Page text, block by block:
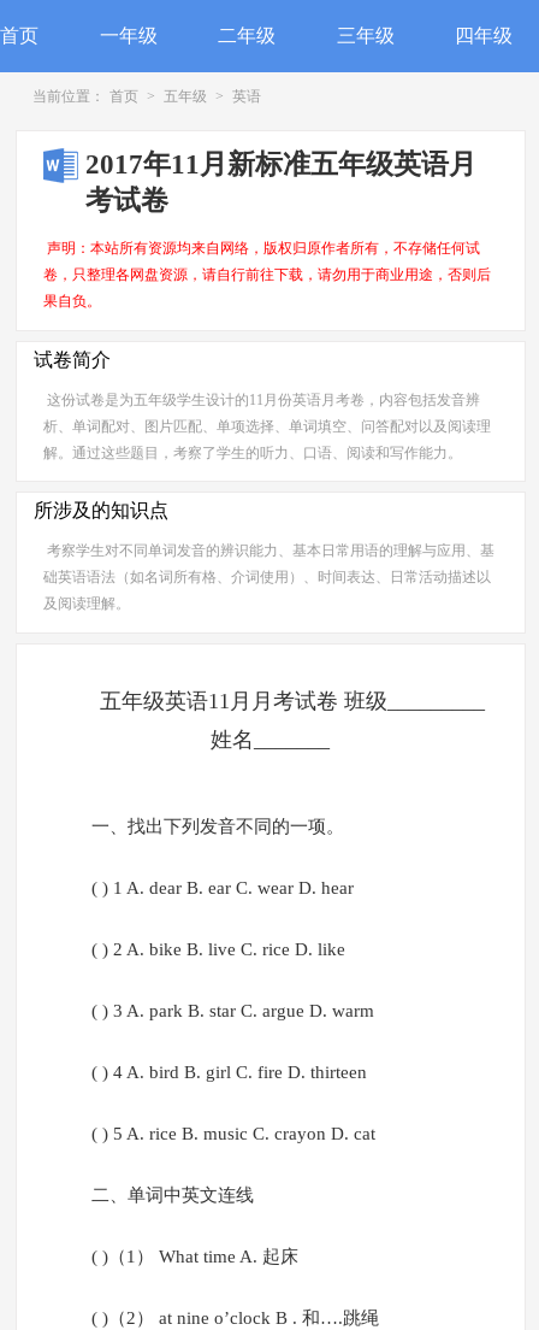
首页 一年级 二年级 三年级 四年级
当前位置： 首页 > 五年级 > 英语
2017年11月新标准五年级英语月
考试卷
声明：本站所有资源均来自网络，版权归原作者所有，不存储任何试
卷，只整理各网盘资源，请自行前往下载，请勿用于商业用途，否则后
果自负。
试卷简介
这份试卷是为五年级学生设计的11月份英语月考卷，内容包括发音辨
析、单词配对、图片匹配、单项选择、单词填空、问答配对以及阅读理
解。通过这些题目，考察了学生的听力、口语、阅读和写作能力。
所涉及的知识点
考察学生对不同单词发音的辨识能力、基本日常用语的理解与应用、基
础英语语法（如名词所有格、介词使用）、时间表达、日常活动描述以
及阅读理解。
五年级英语11月月考试卷 班级_________
姓名_______
一、找出下列发音不同的一项。
( ) 1 A. dear B. ear C. wear D. hear
( ) 2 A. bike B. live C. rice D. like
( ) 3 A. park B. star C. argue D. warm
( ) 4 A. bird B. girl C. fire D. thirteen
( ) 5 A. rice B. music C. crayon D. cat
二、单词中英文连线
( )（1） What time A. 起床
( )（2） at nine o’clock B . 和….跳绳